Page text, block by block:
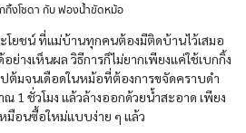
กิ้งโซดา กับ ฟองน้ำขัดหม้อ
โยชน์ ที่แม่บ้านทุกคนต้องมีติดบ้านไว้เสมอ
างเห็นผล วิธีการก็ไม่ยากเพียงแค่ใช้เบกกิ้ง
ต้มจนเดือดในหม้อที่ต้องการขจัดคราบดำ
1 ชั่วโมง แล้วล้างออกด้วยน้ำสะอาด เพียง
มือนซื้อใหม่แบบง่าย ๆ แล้ว